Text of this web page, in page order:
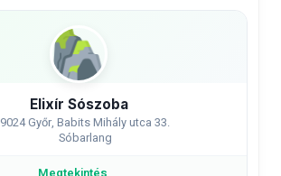
Elixír Sószoba
9024 Győr, Babits Mihály utca 33.
Sóbarlang